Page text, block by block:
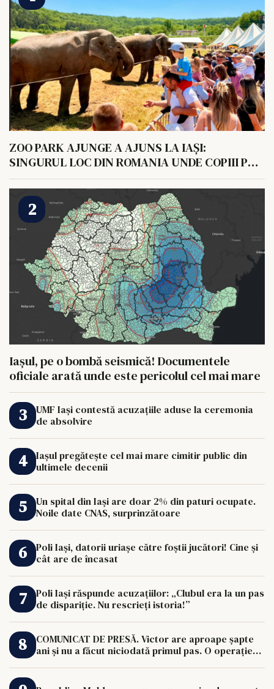
ZOO PARK AJUNGE A AJUNS LA IAȘI:
SINGURUL LOC DIN ROMANIA UNDE COPIII POT
HRANI UN ELEFANT
Iașul, pe o bombă seismică! Documentele
oficiale arată unde este pericolul cel mai mare
UMF Iași contestă acuzațiile aduse la ceremonia
de absolvire
Iașul pregătește cel mai mare cimitir public din
ultimele decenii
Un spital din Iași are doar 2% din paturi ocupate.
Noile date CNAS, surprinzătoare
Poli Iași, datorii uriașe către foștii jucători! Cine și
cât are de încasat
Poli Iași răspunde acuzațiilor: „Clubul era la un pas
de dispariție. Nu rescrieți istoria!”
COMUNICAT DE PRESĂ. Victor are aproape șapte
ani și nu a făcut niciodată primul pas. O operație